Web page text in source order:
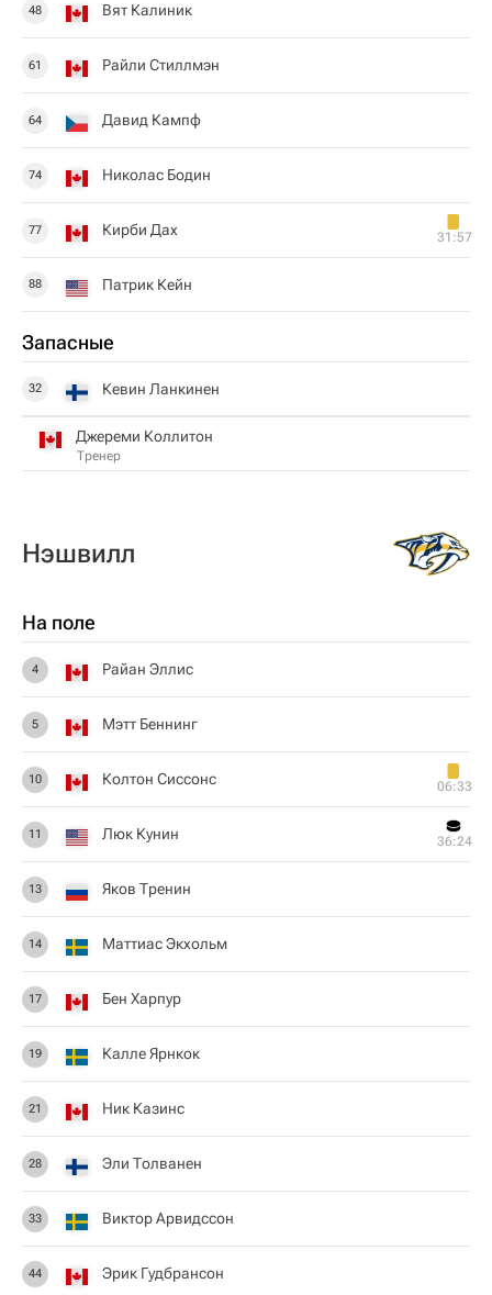
48 Вят Калиник
61 Райли Стиллмэн
64 Давид Кампф
74 Николас Бодин
77 Кирби Дах 31:57
88 Патрик Кейн
Запасные
32 Кевин Ланкинен
Джереми Коллитон
Тренер
Нэшвилл
На поле
4 Райан Эллис
5 Мэтт Беннинг
10 Колтон Сиссонс 06:33
11 Люк Кунин 36:24
13 Яков Тренин
14 Маттиас Экхольм
17 Бен Харпур
19 Калле Ярнкок
21 Ник Казинс
28 Эли Толванен
33 Виктор Арвидссон
44 Эрик Гудбрансон